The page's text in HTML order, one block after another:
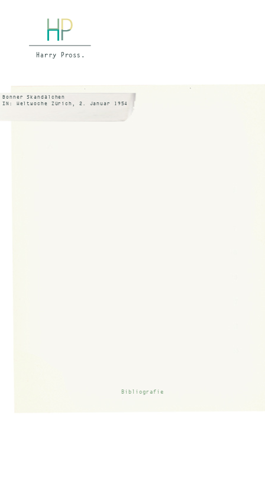
Bonner Skandälchen
IN: Weltwoche Zürich, 2. Januar 1954
Bibliografie